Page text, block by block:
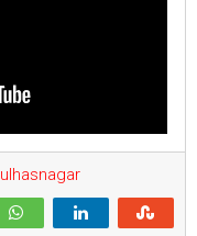
ulhasnagar